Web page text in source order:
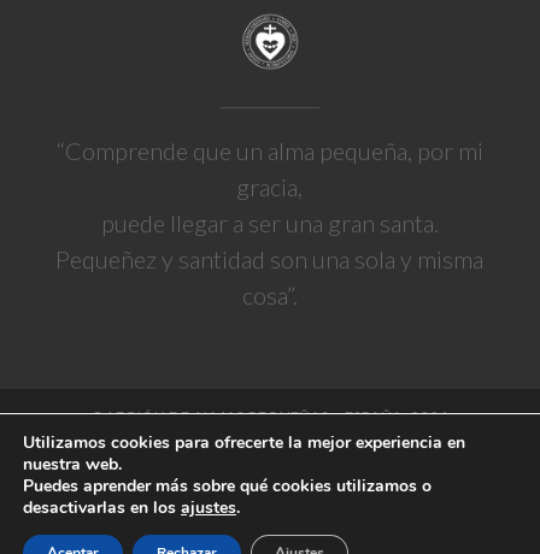
“Comprende que un alma pequeña, por mi
gracia,
puede llegar a ser una gran santa.
Pequeñez y santidad son una sola y misma
cosa”.
© LEGIÓN DE ALMAS PEQUEÑAS – ESPAÑA, 2024
POLÍTICA DE PRIVACIDAD Y COOKIES
Utilizamos cookies para ofrecerte la mejor experiencia en
nuestra web.
Puedes aprender más sobre qué cookies utilizamos o
desactivarlas en los ajustes.